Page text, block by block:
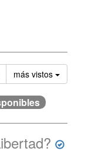
más vistos